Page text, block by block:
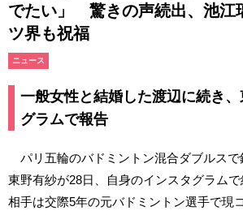
でたい」 驚きの声続出、池江
ツ界も祝福
ニュース
一般女性と結婚した渡辺に続き
グラムで報告
パリ五輪のバドミントン混合ダブルスで
東野有紗が28日、自身のインスタグラム
相手は交際5年の元バドミントン選手で現